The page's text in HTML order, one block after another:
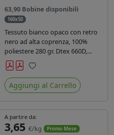
63,90 Bobine disponibili
160x50
Tessuto bianco opaco con retro
nero ad alta coprenza, 100%
poliestere 280 gr. Dtex 660D,
idrorepellente, adatto alla stampa
sublimatica indiretta. Ideale per
tende ,coperture gazebo, prodotti
gonfiabili o cuscini di
Preferiti
Aggiungi al Carrello
A partire da:
3,65 €/kg Promo Mese